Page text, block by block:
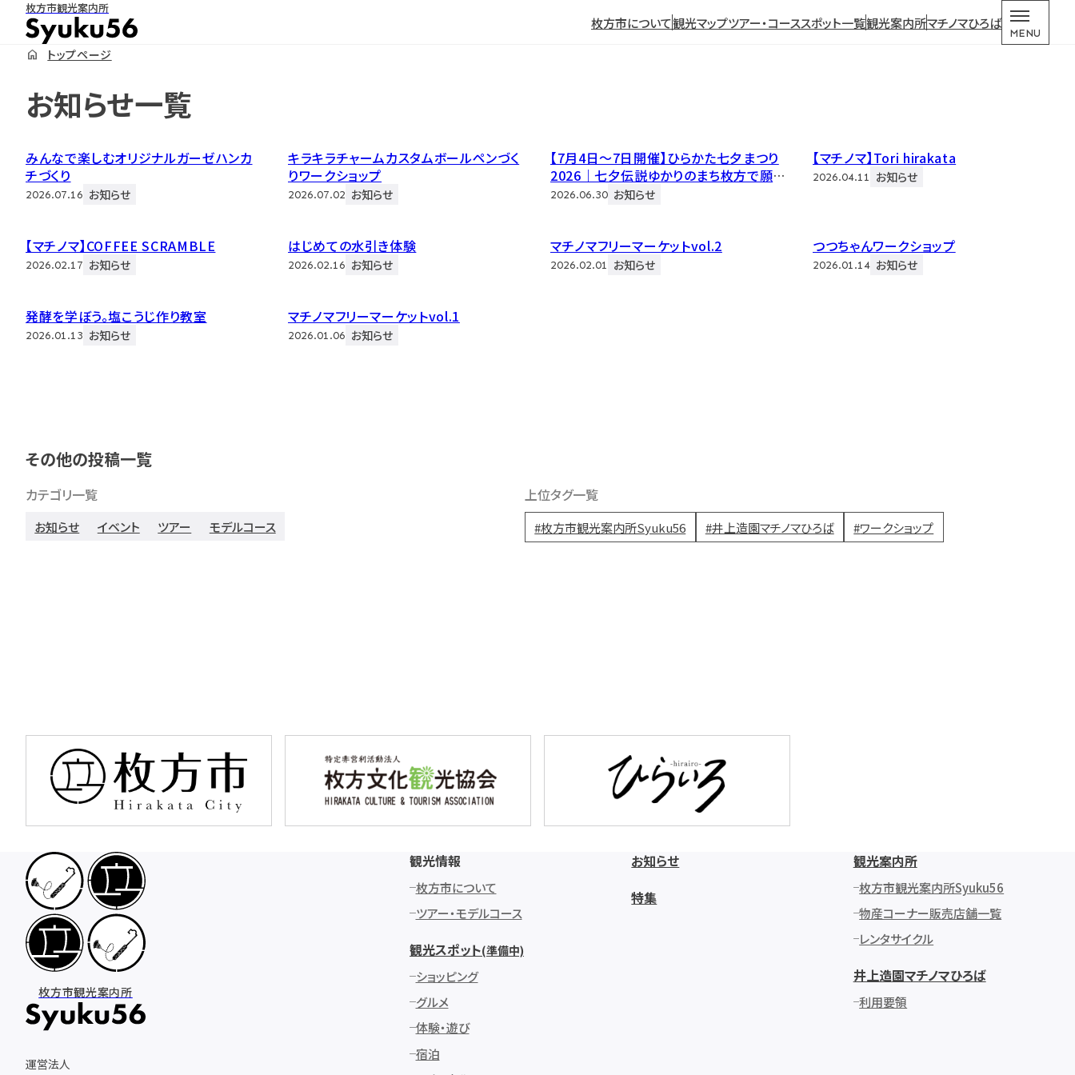
枚方市観光案内所
枚方市について観光マップツアー・コーススポット一覧観光案内所マチノマひろば
MENU
トップページ
お知らせ一覧
2026.07.16 お知らせ
みんなで楽しむオリジナルガーゼハンカ
チづくり
2026.07.02 お知らせ
キラキラチャームカスタムボールペンづく
りワークショップ
2026.06.30 お知らせ
【7月4日〜7日開催】ひらかた七夕まつり
2026｜七夕伝説ゆかりのまち枚方で願い
ごとをしよう！【4日・5日中止になりまし
2026.04.11 お知らせ
【マチノマ】Tori hirakata
2026.02.17 お知らせ
【マチノマ】COFFEE SCRAMBLE
2026.02.16 お知らせ
はじめての水引き体験
2026.02.01 お知らせ
マチノマフリーマーケットvol.2
2026.01.14 お知らせ
つつちゃんワークショップ
2026.01.13 お知らせ
発酵を学ぼう。塩こうじ作り教室
2026.01.06 お知らせ
マチノマフリーマーケットvol.1
その他の投稿一覧
カテゴリ一覧
お知らせ イベント ツアー モデルコース
上位タグ一覧
枚方市観光案内所Syuku56 井上造園マチノマひろば ワークショップ
枚方市観光案内所
運営法人
観光情報
枚方市について
ツアー・モデルコース
観光スポット(準備中)
ショッピング
グルメ
体験・遊び
宿泊
お知らせ
特集
観光案内所
枚方市観光案内所Syuku56
物産コーナー販売店舗一覧
レンタサイクル
井上造園マチノマひろば
利用要領